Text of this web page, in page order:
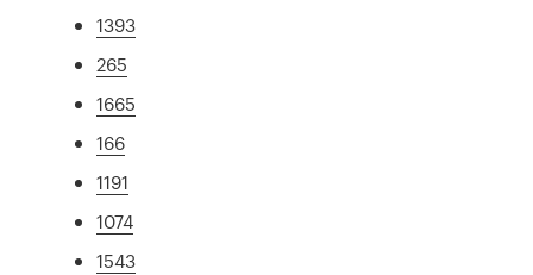
1393
265
1665
166
1191
1074
1543